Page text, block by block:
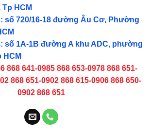
HCM
số 720/16-18 đường Âu Cơ, Phường
số 1A-1B đường A khu ADC, phường
HCM
868 641-0985 868 653-0978 868 651-
868 651-0902 868 615-0906 868 650-
0902 868 651